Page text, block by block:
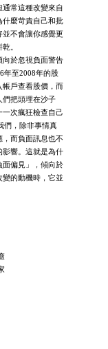
常這種改變來自
什麼苛責自己和批
不會讓你感覺更
。
向於忽視負面警告
年至2008年的股
帳戶查看股價，而
們把頭埋在沙子
次瘋狂檢查自己
們，除非事情真
而負面訊息也不
影響。這就是為什
面偏見」，傾向於
的動機時，它並